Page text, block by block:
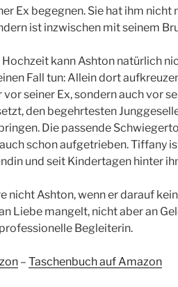
Ex begegnen. Sie hat ihm nicht
ist inzwischen mit seinem
kann Ashton natürlich
Fall tun: Allein dort
seiner Ex, sondern auch vor
den begehrtesten
Die passende
schon aufgetrieben. Tiffany
und seit Kindertagen hinter
nicht Ashton, wenn er darauf
Liebe mangelt, nicht aber an
Begleiterin.
– Taschenbuch auf Amazon